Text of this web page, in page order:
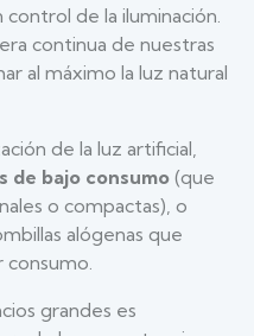
de la iluminación.
continua de nuestras
al máximo la luz natural
de la luz artificial,
de bajo consumo (que
o compactas), o
alógenas que
grandes es